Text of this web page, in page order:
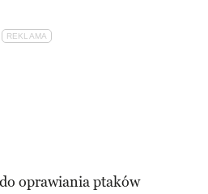
oprawiania ptaków